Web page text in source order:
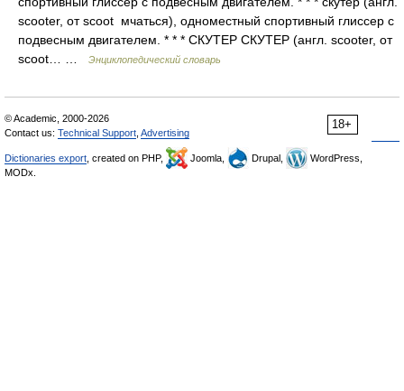
scooter, от scoot мчаться), одноместный спортивный глиссер с
подвесным двигателем. * * * СКУТЕР СКУТЕР (англ. scooter, от
scoot… …
Энциклопедический словарь
18+
© Academic, 2000-2026
Contact us: Technical Support Advertising
Dictionaries export , created on PHP, Joomla, Drupal,
WordPress,
MODx.